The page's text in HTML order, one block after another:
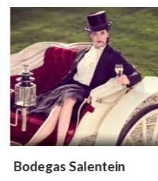
Bodegas Salentein